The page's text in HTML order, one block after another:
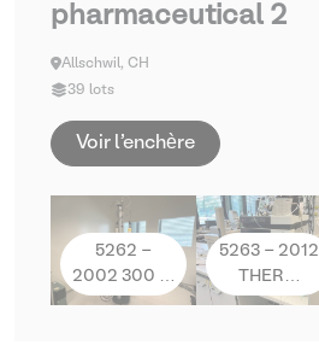
pharmaceutical 2
Allschwil, CH
39 lots
Voir l'enchère
5262 -
2002 300 …
5263 - 2012
THER…